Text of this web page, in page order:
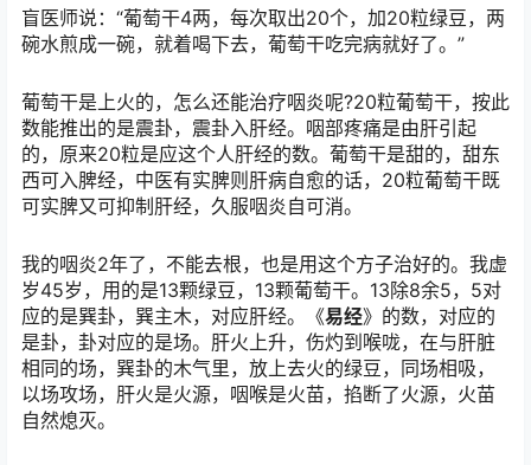
盲医师说：“葡萄干4两，每次取出20个，加20粒绿豆，两
碗水煎成一碗，就着喝下去，葡萄干吃完病就好了。”
葡萄干是上火的，怎么还能治疗咽炎呢?20粒葡萄干，按此
数能推出的是震卦，震卦入肝经。咽部疼痛是由肝引起
的，原来20粒是应这个人肝经的数。葡萄干是甜的，甜东
西可入脾经，中医有实脾则肝病自愈的话，20粒葡萄干既
可实脾又可抑制肝经，久服咽炎自可消。
我的咽炎2年了，不能去根，也是用这个方子治好的。我虚
岁45岁，用的是13颗绿豆，13颗葡萄干。13除8余5，5对
应的是巽卦，巽主木，对应肝经。《易经》的数，对应的
是卦，卦对应的是场。肝火上升，伤灼到喉咙，在与肝脏
相同的场，巽卦的木气里，放上去火的绿豆，同场相吸，
以场攻场，肝火是火源，咽喉是火苗，掐断了火源，火苗
自然熄灭。